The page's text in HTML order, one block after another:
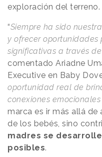
exploración del terreno.
“Siempre ha sido
y ofrecer oportunidades
significativas a través
comentado Ariadne
Executive en Baby
oportunidad real de
conexiones
marca es ir más allá de
de los bebés, sino
madres se
posibles.